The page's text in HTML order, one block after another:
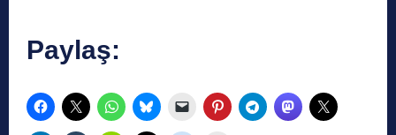
Paylaş: